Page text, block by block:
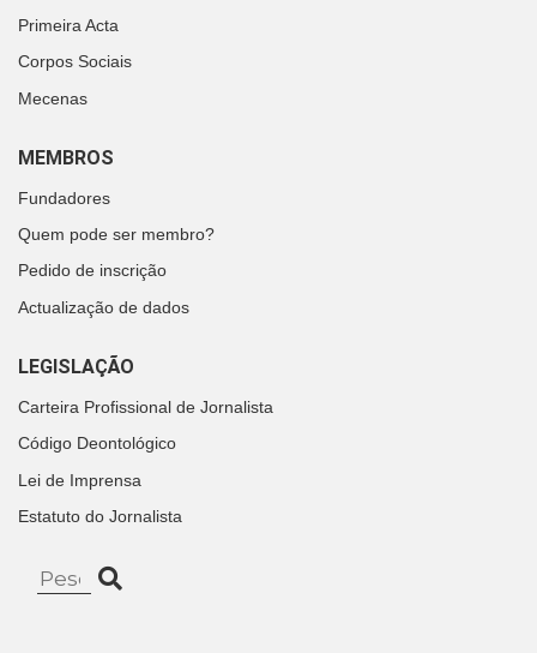
Primeira Acta
Corpos Sociais
Mecenas
MEMBROS
Fundadores
Quem pode ser membro?
Pedido de inscrição
Actualização de dados
LEGISLAÇÃO
Carteira Profissional de Jornalista
Código Deontológico
Lei de Imprensa
Estatuto do Jornalista